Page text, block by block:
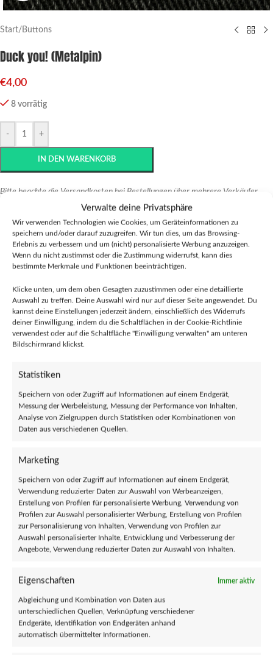
Verwalte deine Privatsphäre
Wir verwenden Technologien wie Cookies, um Geräteinformationen zu
speichern und/oder darauf zuzugreifen. Wir tun dies, um das Browsing-
Erlebnis zu verbessern und um (nicht) personalisierte Werbung anzuzeigen.
Wenn du nicht zustimmst oder die Zustimmung widerrufst, kann dies
bestimmte Merkmale und Funktionen beeinträchtigen.
Klicke unten, um dem oben Gesagten zuzustimmen oder eine detaillierte
Auswahl zu treffen. Deine Auswahl wird nur auf dieser Seite angewendet. Du
kannst deine Einstellungen jederzeit ändern, einschließlich des Widerrufs
deiner Einwilligung, indem du die Schaltflächen in der Cookie-Richtlinie
verwendest oder auf die Schaltfläche "Einwilligung verwalten" am unteren
Bildschirmrand klickst.
Statistiken
Speichern von oder Zugriff auf Informationen auf einem Endgerät,
Messung der Werbeleistung, Messung der Performance von Inhalten,
Analyse von Zielgruppen durch Statistiken oder Kombinationen von
Daten aus verschiedenen Quellen.
Marketing
Speichern von oder Zugriff auf Informationen auf einem Endgerät,
Verwendung reduzierter Daten zur Auswahl von Werbeanzeigen,
Erstellung von Profilen für personalisierte Werbung, Verwendung von
Profilen zur Auswahl personalisierter Werbung, Erstellung von Profilen
zur Personalisierung von Inhalten, Verwendung von Profilen zur
Auswahl personalisierter Inhalte, Entwicklung und Verbesserung der
Angebote, Verwendung reduzierter Daten zur Auswahl von Inhalten.
Eigenschaften Immer aktiv
Abgleichung und Kombination von Daten aus
unterschiedlichen Quellen, Verknüpfung verschiedener
Endgeräte, Identifikation von Endgeräten anhand
automatisch übermittelter Informationen.
Start/ Buttons
Duck you! (Metalpin)
€4,00
8 vorrätig
- +
IN DEN WARENKORB
Bitte beachte die Versandkosten bei Bestellungen über mehrere Verkäufer.
Warenkorboder an derKasseüberprüfen.
Zur Wunschliste hinzufügen
Vergleichen
Verkauft durch Punkrock-ShopMissbrauch melden
Teilen:
Beschreibung
Manchmal braucht es keine großen Worte – nur eine Ente mit Haltung.
Der „Duck You“ Emaille Pin ist das perfekte Statement-Accessoire für
Das Besondere? Sein cleveres Design spielt mit der Wahrnehmung: Auf
den ersten Blick eine lässige Ente – auf den zweiten vielleicht doch eine
Mit einer Größe von ca. 3 cm ist der hochwertige Metall-Pin aus Emaille
kompakt, aber garantiert ein Hingucker. Dezent genug für den Alltag,
frech genug für doppelte Blicke.
Verkäufer
Reviews (0)
Ähnliche Produkte